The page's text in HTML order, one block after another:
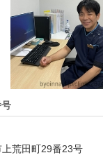
荒田町29番23号